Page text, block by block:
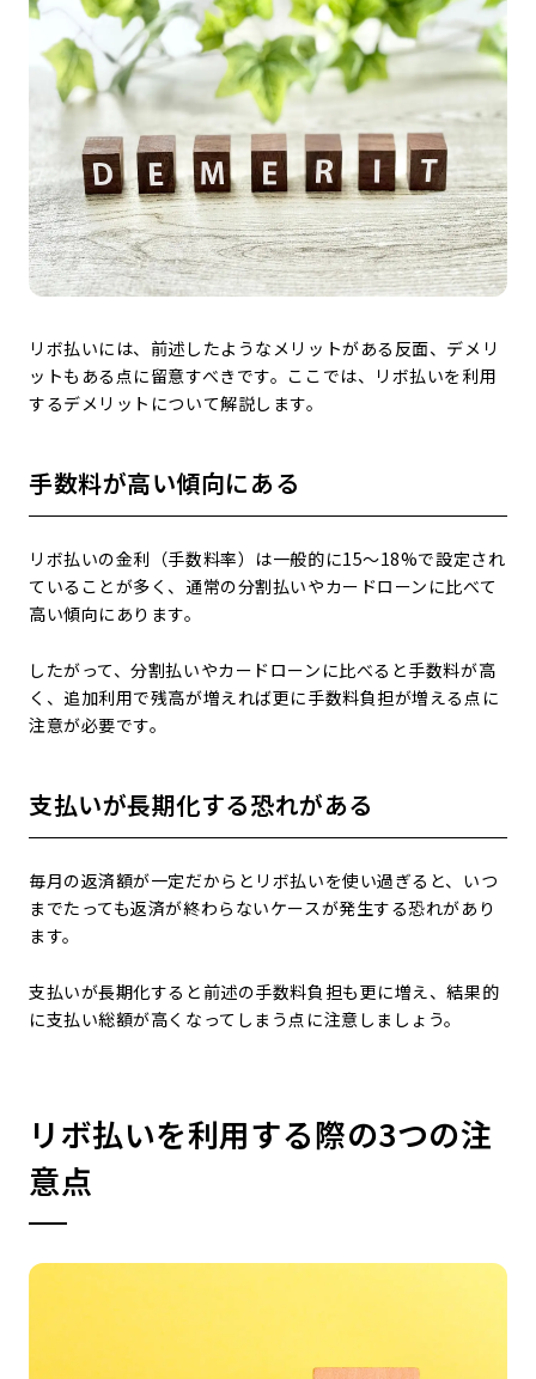
リボ払いには、前述したようなメリットがある反面、デメリ
ットもある点に留意すべきです。ここでは、リボ払いを利用
するデメリットについて解説します。
手数料が高い傾向にある
リボ払いの金利（手数料率）は一般的に15～18%で設定され
ていることが多く、通常の分割払いやカードローンに比べて
高い傾向にあります。
したがって、分割払いやカードローンに比べると手数料が高
く、追加利用で残高が増えれば更に手数料負担が増える点に
注意が必要です。
支払いが長期化する恐れがある
毎月の返済額が一定だからとリボ払いを使い過ぎると、いつ
までたっても返済が終わらないケースが発生する恐れがあり
ます。
支払いが長期化すると前述の手数料負担も更に増え、結果的
に支払い総額が高くなってしまう点に注意しましょう。
リボ払いを利用する際の3つの注
意点